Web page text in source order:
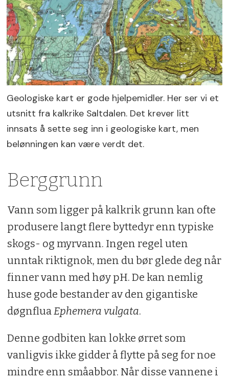
Geologiske kart er gode hjelpemidler. Her ser vi et
utsnitt fra kalkrike Saltdalen. Det krever litt
innsats å sette seg inn i geologiske kart, men
belønningen kan være verdt det.
Berggrunn
Vann som ligger på kalkrik grunn kan ofte
produsere langt flere byttedyr enn typiske
skogs- og myrvann. Ingen regel uten
unntak riktignok, men du bør glede deg når
finner vann med høy pH. De kan nemlig
huse gode bestander av den gigantiske
døgnfluaEphemera vulgata.
Denne godbiten kan lokke ørret som
vanligvis ikke gidder å flytte på seg for noe
mindre enn småabbor. Når disse vannene i